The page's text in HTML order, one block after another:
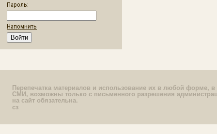
Пароль:
Напомнить
Перепечатка материалов и использование их в любой форме,
СМИ, возможны только с письменного разрешения
на сайт обязательна.
сз